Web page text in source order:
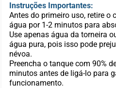
Instruções Importantes:
Antes do primeiro uso, retire o
água por 1-2 minutos para
Use apenas água da torneira
água pura, pois isso pode
névoa.
Preencha o tanque com 90%
minutos antes de ligá-lo para
funcionamento.